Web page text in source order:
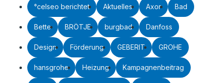
°celseo berichtet Aktuelles Axor Bad
Bette BRÖTJE burgbad Danfoss
Design Förderung GEBERIT GROHE
hansgrohe Heizung Kampagnenbeitrag